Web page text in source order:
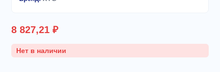
8 827,21 ₽
Нет в наличии